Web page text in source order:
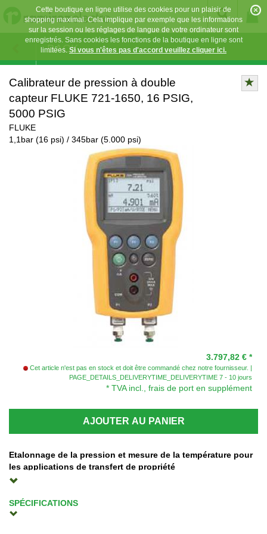
Cette boutique en ligne utilise des cookies pour un plaisir de
shopping maximal. Cela implique par exemple que les informations
sur la session ou les réglages de langue de votre ordinateur sont
enregistrés. Sans cookies les fonctions de la boutique en ligne sont
limitées. Si vous n'êtes pas d'accord veuillez cliquer ici.
BACK
Calibrateur de pression à double
capteur FLUKE 721-1650, 16 PSIG,
5000 PSIG
FLUKE
1,1bar (16 psi) / 345bar (5.000 psi)
3.797,82 € *
Cet article n'est pas en stock et doit être commandé chez notre fournisseur.
PAGE_DETAILS_DELIVERYTIME_DELIVERYTIME 7 - 10 jours
* TVA incl., frais de port en supplément
AJOUTER AU PANIER
Etalonnage de la pression et mesure de la température pour
les applications de transfert de propriété
pour les applications de transfert de propriété du gaz. Avec son
double capteur de pression isolé, il vous permet d'effectuer
SPÉCIFICATIONS